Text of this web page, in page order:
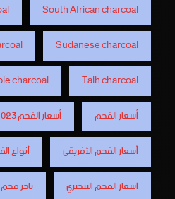
South African charcoal
Sudanese charcoal
Talh charcoal
charcoal
أسعار الفحم
أسعار الفحم 2023
أسعار الفحم الأفريقي
أنواع
اسعار الفحم النيجيري
تاجر فحم